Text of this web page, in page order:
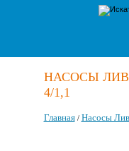
НАСОСЫ
4/1,1
Главная/ Насосы